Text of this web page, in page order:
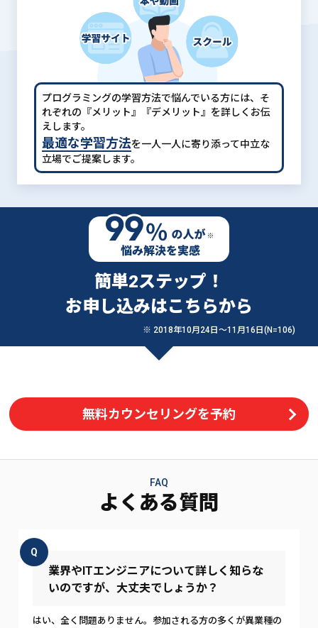
プログラミングの学習方法で悩んでいる方には、 そ
れぞれの『メリット』『デメリット』を詳しくお伝
えします。
最適な学習方法を一人一人に寄り添って中立な
立場でご提案します。
簡単2ステップ！
お申し込みはこちらから
※ 2018年10月24日〜11月16日(N=106)
無料カウンセリングを予約
FAQ
よくある質問
Q
業界やITエンジニアについて詳しく知らな
いのですが、大丈夫でしょうか？
はい、全く問題ありません。参加される方の多くが異業種の